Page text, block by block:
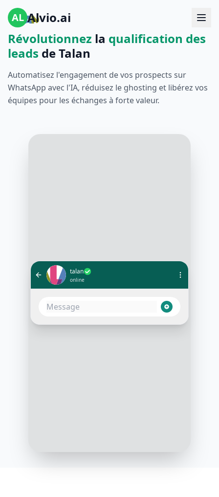
AL Alvio.ai
Révolutionnez la qualification des
leads de Talan
Automatisez l'engagement de vos prospects sur
WhatsApp avec l'IA, réduisez le ghosting et libérez vos
équipes pour les échanges à forte valeur.
talan
online
Bonjour, je souhaite prendre un
10:05 AM